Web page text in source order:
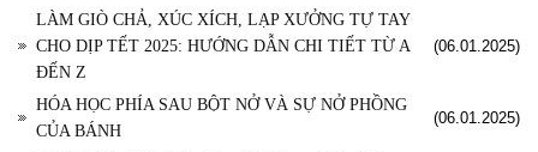
LÀM GIÒ CHẢ, XÚC XÍCH, LẠP XƯỞNG TỰ TAY
CHO DỊP TẾT 2025: HƯỚNG DẪN CHI TIẾT TỪ A
ĐẾN Z
(06.01.2025)
HÓA HỌC PHÍA SAU BỘT NỞ VÀ SỰ NỞ PHỒNG
CỦA BÁNH
(06.01.2025)